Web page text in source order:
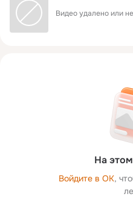
Видео удалено или
На
Войдите в ОК,